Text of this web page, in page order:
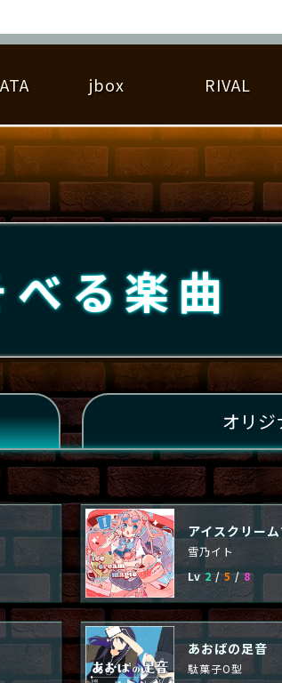
遊び方 遊び方ガイド
曲 アーティスト紹介
ゆびベル
プレーグラフ ねん
jbox RIVAL
ライバル比較 プレーヤー検索
開催 大会参加情報 大会とは？
BEST SCORE RANKING
べる楽曲
オリジ
アイスクリー
雪乃イト
Lv2/5/8
あおばの足音
駄菓子O型